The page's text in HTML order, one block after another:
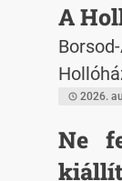
A
2026.
Ne